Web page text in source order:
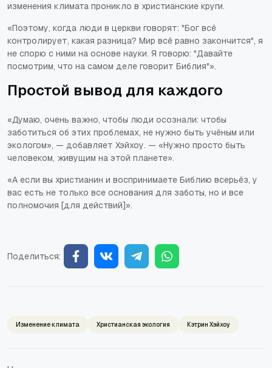
изменения климата проникло в христианские круги.
«Поэтому, когда люди в церкви говорят: "Бог всё
контролирует, какая разница? Мир всё равно закончится", я
не спорю с ними на основе науки. Я говорю: "Давайте
посмотрим, что на самом деле говорит Библия"».
Простой вывод для каждого
«Думаю, очень важно, чтобы люди осознали: чтобы
заботиться об этих проблемах, не нужно быть учёным или
экологом», — добавляет Хэйхоу. — «Нужно просто быть
человеком, живущим на этой планете».
«А если вы христианин и воспринимаете Библию всерьёз, у
вас есть не только все основания для заботы, но и все
полномочия [для действий]».
Поделиться:
Изменение климата Христианская экология Кэтрин Хэйхоу